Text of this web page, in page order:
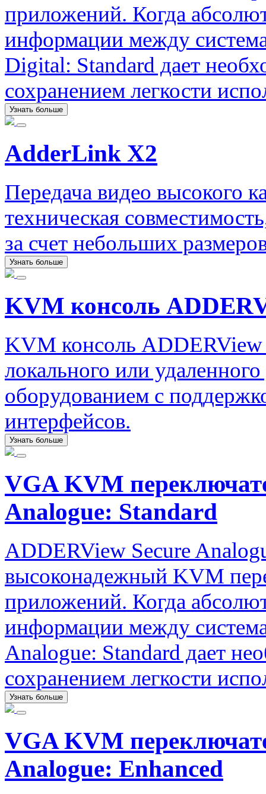
приложений. Когда
информации между
Digital: Standard дает
сохранением легкости
Узнать больше
AdderLink X2
Передача видео высокого
техническая
за счет небольших
Узнать больше
KVM консоль
KVM консоль
локального или
оборудованием с
интерфейсов.
Узнать больше
VGA KVM
Analogue: Standard
ADDERView Secure
высоконадежный KVM
приложений. Когда
информации между
Analogue: Standard дает
сохранением легкости
Узнать больше
VGA KVM
Analogue: Enhanced